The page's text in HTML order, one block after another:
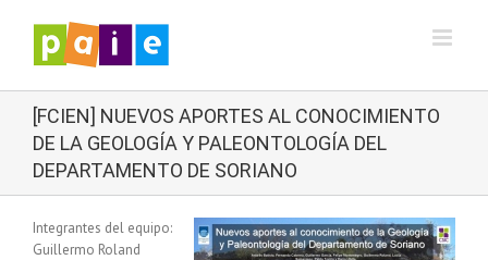
contenido
[FCIEN] NUEVOS APORTES AL CONOCIMIENTO
DE LA GEOLOGÍA Y PALEONTOLOGÍA DEL
DEPARTAMENTO DE SORIANO
Integrantes del equipo:
Guillermo Roland